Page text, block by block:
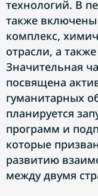
технологий. В
также включены
комплекс,
отрасли, а
Значительная
посвящена
гуманитарных
планируется
программ и
которые
развитию
между двумя